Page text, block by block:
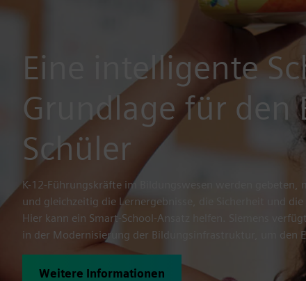
Eine intelligente
Grundlage für den
Schüler
K-12-Führungskräfte im Bildungswesen werden gebeten,
und gleichzeitig die Lernergebnisse, die Sicherheit und
Hier kann ein Smart-School-Ansatz helfen. Siemens
in der Modernisierung der Bildungsinfrastruktur, um den
Weitere Informationen